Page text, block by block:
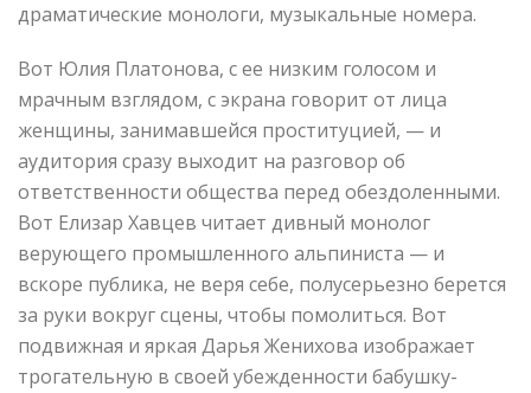
драматические монологи, музыкальные номера.
Вот Юлия Платонова, с ее низким голосом и
мрачным взглядом, с экрана говорит от лица
женщины, занимавшейся проституцией, — и
аудитория сразу выходит на разговор об
ответственности общества перед обездоленными.
Вот Елизар Хавцев читает дивный монолог
верующего промышленного альпиниста — и
вскоре публика, не веря себе, полусерьезно берется
за руки вокруг сцены, чтобы помолиться. Вот
подвижная и яркая Дарья Женихова изображает
трогательную в своей убежденности бабушку-